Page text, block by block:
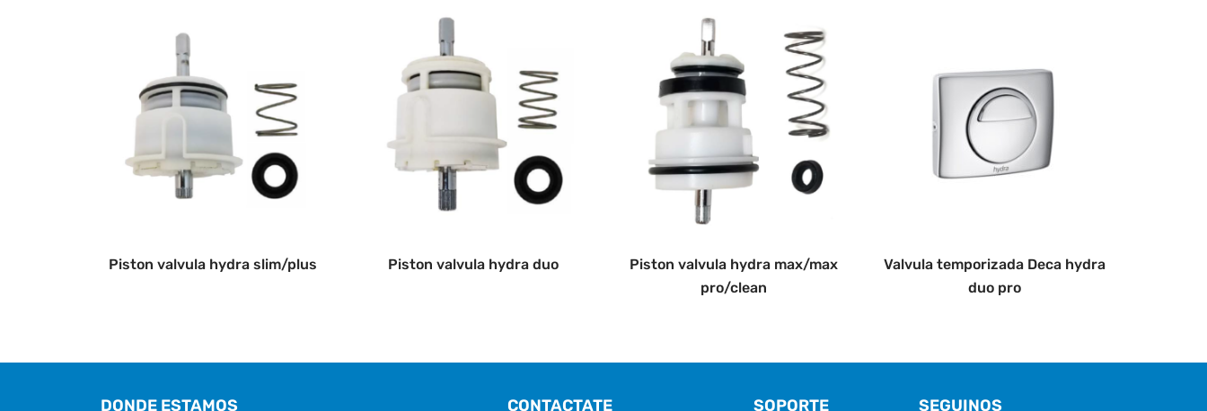
Piston valvula hydra slim/plus Piston valvula hydra duo
Piston valvula hydra max/max
pro/clean
Valvula temporizada Deca hydra
duo pro
DONDE ESTAMOS CONTACTATE SOPORTE SEGUINOS